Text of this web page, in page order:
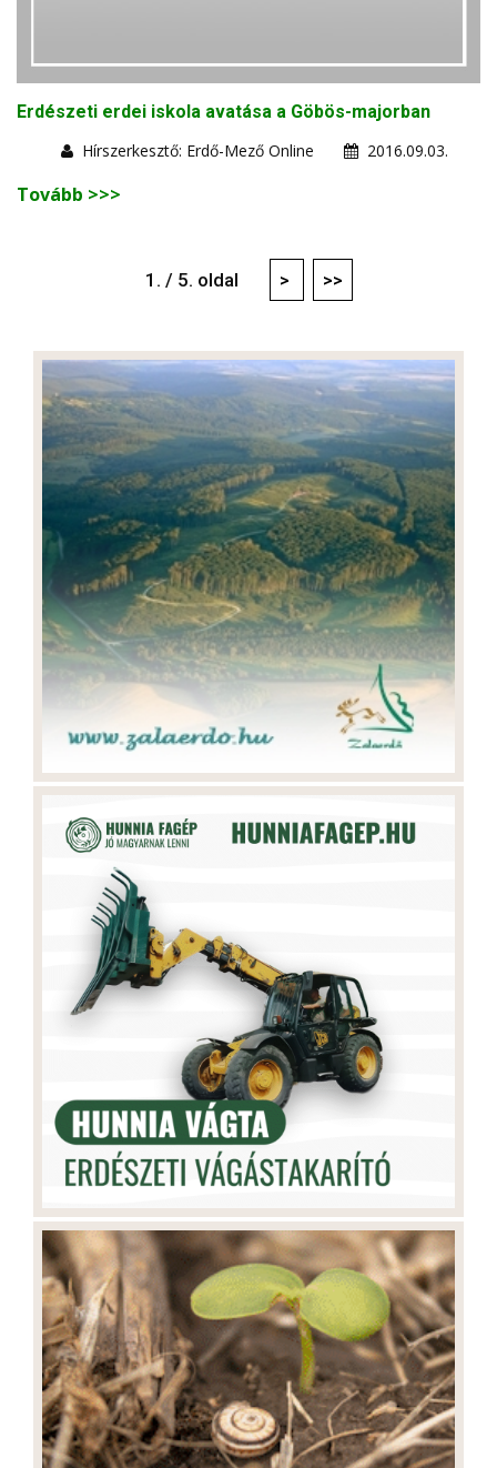
Erdészeti erdei iskola avatása a Göbös-majorban
Hírszerkesztő: Erdő-Mező Online
2016.09.03.
Tovább >>>
1. / 5. oldal > >>